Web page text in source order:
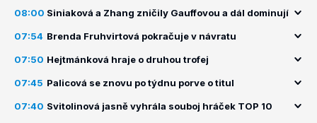
08:00 Siniaková a Zhang zničily Gauffovou a dál dominují
07:54 Brenda Fruhvirtová pokračuje v návratu
07:50 Hejtmánková hraje o druhou trofej
07:45 Palicová se znovu po týdnu porve o titul
07:40 Svitolinová jasně vyhrála souboj hráček TOP 10